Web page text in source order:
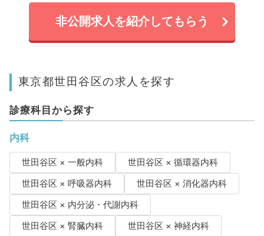
非公開求人を紹介してもらう
東京都世田谷区の求人を探す
診療科目から探す
内科
世田谷区 × 一般内科
世田谷区 × 循環器内科
世田谷区 × 呼吸器内科
世田谷区 × 消化器内科
世田谷区 × 内分泌・代謝内科
世田谷区 × 腎臓内科
世田谷区 × 神経内科